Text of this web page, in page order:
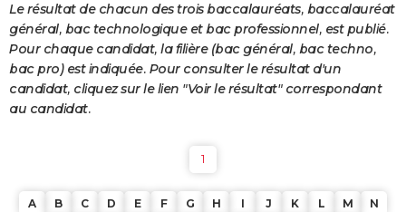
S'inscrire
Se connecter
Lycées
Collèges
Primaires
Universités
Entreprises
Service militaire
Avis de recherche
AVIS DE DÉCÈS
FORUM
Bricolage
Lifestyle
Culture
Sport
Auto
Television
Voyage
Cinema
Le résultat de chacun des trois baccalauréats, baccalauréat
général, bac technologique et bac professionnel, est publié.
Pour chaque candidat, la filière (bac général, bac techno,
bac pro) est indiquée. Pour consulter le résultat d'un
candidat, cliquez sur le lien "Voir le résultat" correspondant
au candidat.
1
A B C D E F G H I J K L M
N